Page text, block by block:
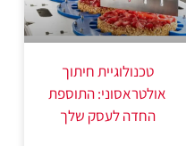
טכנולוגיית חיתוך
אולטראסוני: התוספת
החדה לעסק שלך